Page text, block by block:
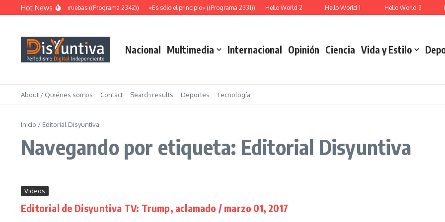
Saltar al contenido
Hot News
Abundantes pruebas ((Programa 2342)) «Es sólo el principio» ((Programa 2331)) Hello World 2 Hello World 1 Hello World 3
Nacional Multimedia Internacional Opinión Ciencia Vida y Estilo
About / Quiénes somos Contact Search results Deportes Tecnología
Inicio / Editorial Disyuntiva
Navegando por etiqueta: Editorial Disyuntiva
Videos
Editorial de Disyuntiva TV: Trump, aclamado / marzo 01, 2017
...